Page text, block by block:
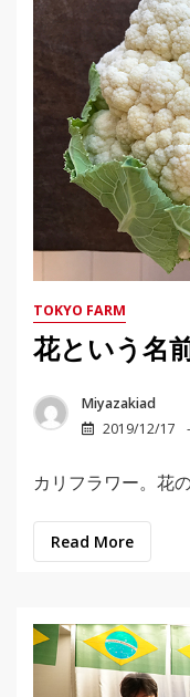
TOKYO FARM
花という名
Miyazakiad
2019/12/17
カリフラワー。花
Read More